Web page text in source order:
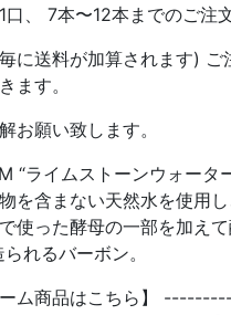
口、 7本〜12本までのご注
に送料が加算されます)
ます。
お願い致します。
“ライムストーンウォータ
を含まない天然水を使用
使った酵母の一部を加え
られるバーボン。
ーム商品はこちら】